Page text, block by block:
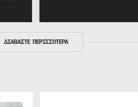
ΔΙΑΒΑΣΤΕ ΠΕΡΙΣΣΟΤΕΡΑ